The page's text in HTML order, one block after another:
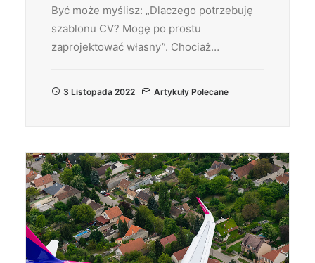
Być może myślisz: „Dlaczego potrzebuję
szablonu CV? Mogę po prostu
zaprojektować własny”. Chociaż…
3 Listopada 2022 Artykuły Polecane